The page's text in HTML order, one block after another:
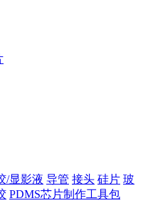
/显影液 导管 接头 硅片 玻
PDMS芯片制作工具包